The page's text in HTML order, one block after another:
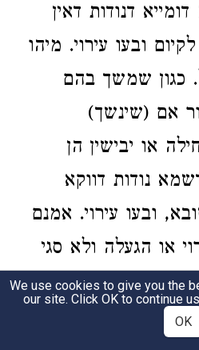
דנודות דאין
ובעו עירוי. מיהו
כגון שמשך בהם
אם (שינשך)
או יבישין הן
נודות דווקא
ובעו עירוי. אמנם
או הגעלה ולא סגי
הזפת במקומות
יין, כמו
We use cookies to give you the
our site. Click OK to continue
OK